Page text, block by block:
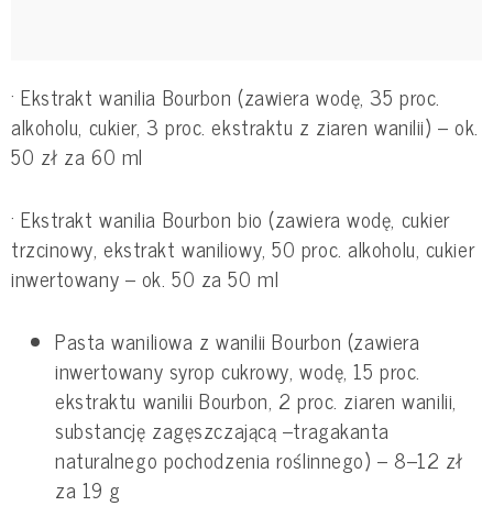
·Ekstrakt wanilia Bourbon (zawiera wodę, 35 proc.
alkoholu, cukier, 3 proc. ekstraktu z ziaren wanilii) – ok.
50 zł za 60 ml
·Ekstrakt wanilia Bourbon bio (zawiera wodę, cukier
trzcinowy, ekstrakt waniliowy, 50 proc. alkoholu, cukier
inwertowany – ok. 50 za 50 ml
Pasta waniliowa z wanilii Bourbon (zawiera
inwertowany syrop cukrowy, wodę, 15 proc.
ekstraktu wanilii Bourbon, 2 proc. ziaren wanilii,
substancję zagęszczającą –tragakanta
naturalnego pochodzenia roślinnego) – 8–12 zł
za 19 g